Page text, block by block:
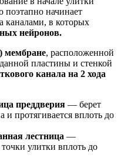
поэтапно начинает
каналами, в которых
нейронов.
мембране, расположенной
пластины и стенкой
канала на 2 хода
преддверия — берет
и протягивается вплоть до
лестница —
улитки вплоть до